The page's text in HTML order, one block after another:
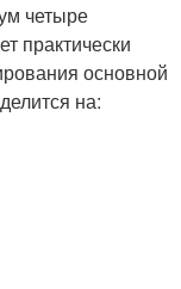
четыре
практически
основной
на: